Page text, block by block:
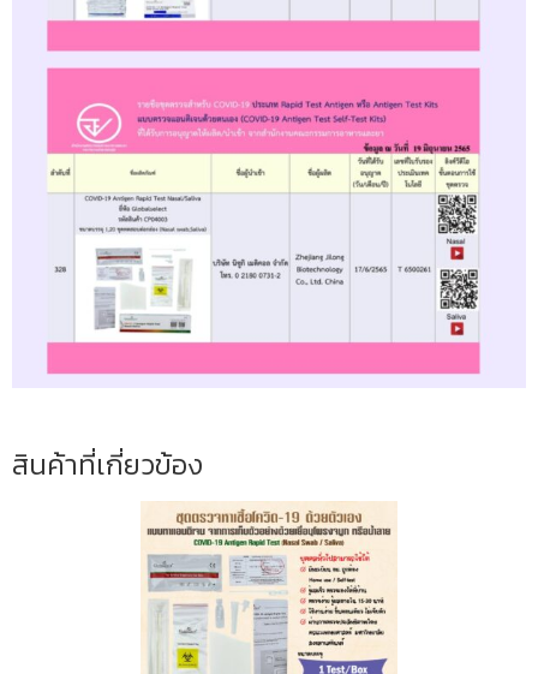
สินค้าที่เกี่ยวข้อง